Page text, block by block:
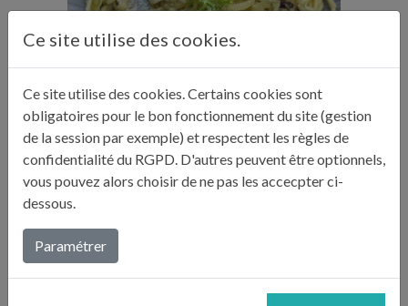
Temps de cuisson : 10 min
BUCATINI ALLE SARDE
Nombre de couverts : 4
Ce site utilise des cookies.
Ce site utilise des cookies. Certains cookies sont
obligatoires pour le bon fonctionnement du site (gestion
de la session par exemple) et respectent les règles de
confidentialité du RGPD. D'autres peuvent être optionnels,
vous pouvez alors choisir de ne pas les accecpter ci-
dessous.
Paramétrer